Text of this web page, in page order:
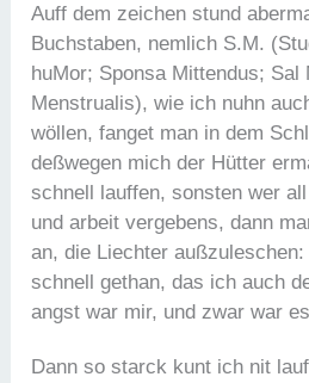
Auff dem zeichen stund
Buchstaben, nemlich S.M.
huMor; Sponsa Mittendus; Sal
Menstrualis), wie ich nuhn
wöllen, fanget man in dem
deßwegen mich der Hütter
schnell lauffen, sonsten wer
und arbeit vergebens, dann
an, die Liechter
schnell gethan, das ich auch
angst war mir, und zwar war
Dann so starck kunt ich nit